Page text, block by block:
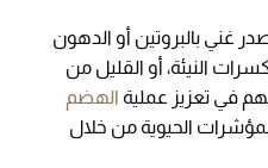
غني بالبروتين أو الدهون
النيئة، أو القليل من
في تعزيز عملية الهضم
الحيوية من خلال